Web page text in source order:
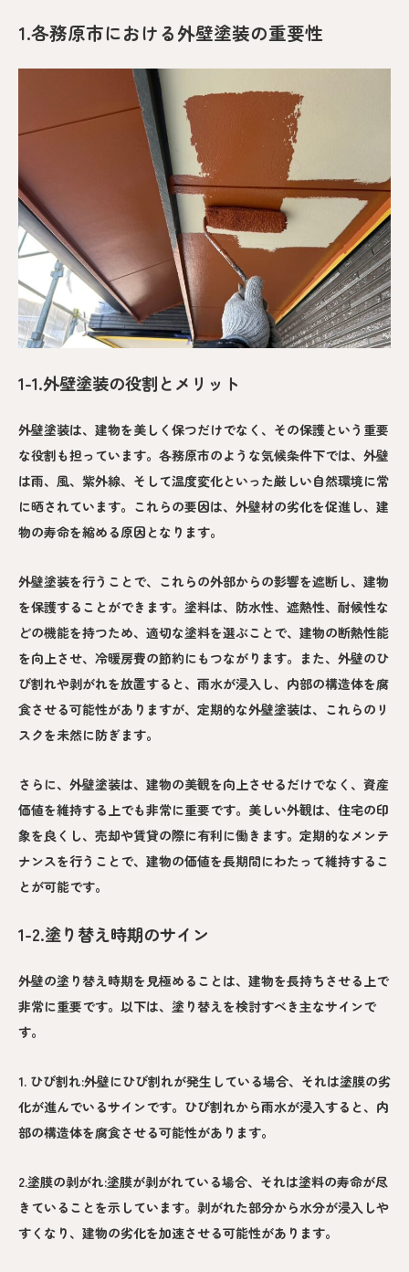
1.各務原市における外壁塗装の重要性
1-1.外壁塗装の役割とメリット
外壁塗装は、建物を美しく保つだけでなく、その保護という重要
な役割も担っています。各務原市のような気候条件下では、外壁
は雨、風、紫外線、そして温度変化といった厳しい自然環境に常
に晒されています。これらの要因は、外壁材の劣化を促進し、建
物の寿命を縮める原因となります。
外壁塗装を行うことで、これらの外部からの影響を遮断し、建物
を保護することができます。塗料は、防水性、遮熱性、耐候性な
どの機能を持つため、適切な塗料を選ぶことで、建物の断熱性能
を向上させ、冷暖房費の節約にもつながります。また、外壁のひ
び割れや剥がれを放置すると、雨水が浸入し、内部の構造体を腐
食させる可能性がありますが、定期的な外壁塗装は、これらのリ
スクを未然に防ぎます。
さらに、外壁塗装は、建物の美観を向上させるだけでなく、資産
価値を維持する上でも非常に重要です。美しい外観は、住宅の印
象を良くし、売却や賃貸の際に有利に働きます。定期的なメンテ
ナンスを行うことで、建物の価値を長期間にわたって維持するこ
とが可能です。
1-2.塗り替え時期のサイン
外壁の塗り替え時期を見極めることは、建物を長持ちさせる上で
非常に重要です。以下は、塗り替えを検討すべき主なサインで
す。
1. ひび割れ:外壁にひび割れが発生している場合、それは塗膜の劣
化が進んでいるサインです。ひび割れから雨水が浸入すると、内
部の構造体を腐食させる可能性があります。
2.塗膜の剥がれ:塗膜が剥がれている場合、それは塗料の寿命が尽
きていることを示しています。剥がれた部分から水分が浸入しや
すくなり、建物の劣化を加速させる可能性があります。